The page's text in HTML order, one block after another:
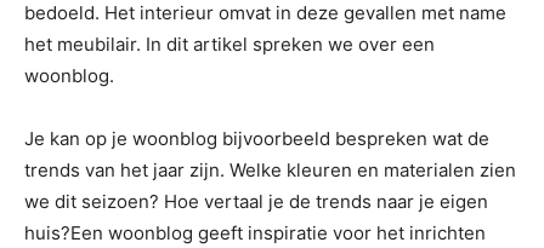
bedoeld. Het interieur omvat in deze gevallen met name
het meubilair. In dit artikel spreken we over een
woonblog.
Je kan op je woonblog bijvoorbeeld bespreken wat de
trends van het jaar zijn. Welke kleuren en materialen zien
we dit seizoen? Hoe vertaal je de trends naar je eigen
huis?Een woonblog geeft inspiratie voor het inrichten